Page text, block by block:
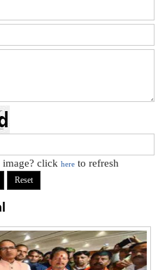
image? clickhere to refresh